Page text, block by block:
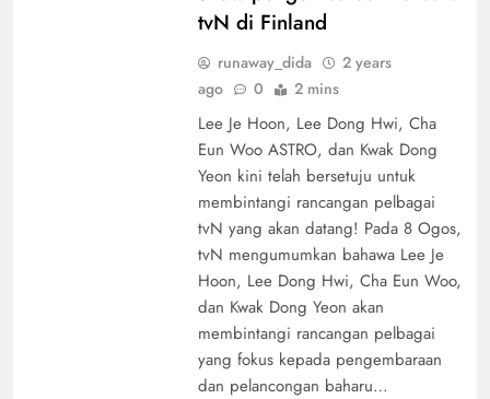
tvN di Finland
runaway_dida
2 years
ago
0 2 mins
Lee Je Hoon, Lee Dong Hwi, Cha
Eun Woo ASTRO, dan Kwak Dong
Yeon kini telah bersetuju untuk
membintangi rancangan pelbagai
tvN yang akan datang! Pada 8 Ogos,
tvN mengumumkan bahawa Lee Je
Hoon, Lee Dong Hwi, Cha Eun Woo,
dan Kwak Dong Yeon akan
membintangi rancangan pelbagai
yang fokus kepada pengembaraan
dan pelancongan baharu…